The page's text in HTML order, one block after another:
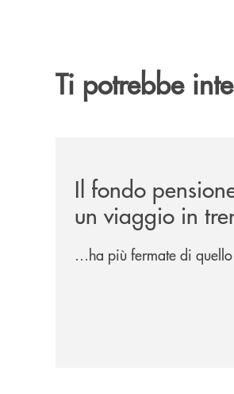
Ti potrebbe
Il fondo
un viaggio in
…ha più fermate di